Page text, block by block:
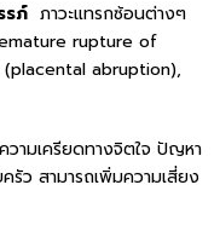
รภ์ ภาวะแทรกซ้อนต่างๆ
rupture of
abruption),
ความเครียดทางจิตใจ ปัญหา
รัว สามารถเพิ่มความเสี่ยง